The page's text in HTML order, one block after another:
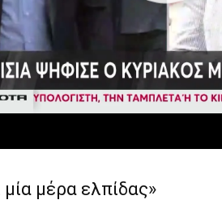
μία μέρα ελπίδας»